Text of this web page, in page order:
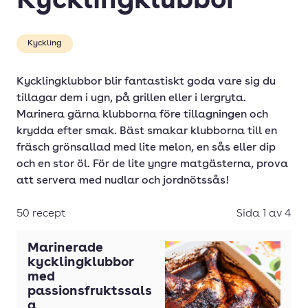
Hel majskyckling
Kyckling pålägg
Kycklingben
Kycklingbröst
Kycklingbröstfilé
Kycklingbröstfilé(er)
Kycklingfilé(er)
Kycklingfilé, tärnad
Kycklingfärs
Kycklinginnerfilé
Kyckling
Kycklingklubbor blir fantastiskt goda vare sig du
tillagar dem i ugn, på grillen eller i lergryta.
Marinera gärna klubborna före tillagningen och
krydda efter smak. Bäst smakar klubborna till en
fräsch grönsallad med lite melon, en sås eller dip
och en stor öl. För de lite yngre matgästerna, prova
att servera med nudlar och jordnötssås!
50 recept Sida 1 av 4
Marinerade
kycklingklubbor
med
passionsfruktssals